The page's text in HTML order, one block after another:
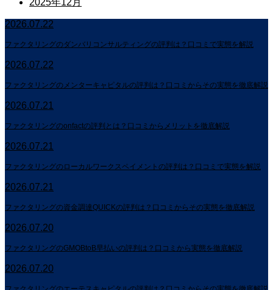
2025年12月
2026.07.22
ファクタリングのダンバリコンサルティングの評判は？口コミで実態を解説
2026.07.22
ファクタリングのメンターキャピタルの評判は？口コミからその実態を徹底解説
2026.07.21
ファクタリングのonfactの評判とは？口コミからメリットを徹底解説
2026.07.21
ファクタリングのローカルワークスペイメントの評判は？口コミで実態を解説
2026.07.21
ファクタリングの資金調達QUICKの評判は？口コミからその実態を徹底解説
2026.07.20
ファクタリングのGMOBtoB早払いの評判は？口コミから実態を徹底解説
2026.07.20